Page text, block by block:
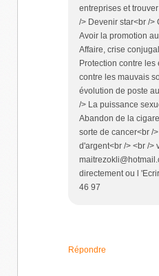
entreprises et
/> Devenir star<br />
Avoir la promotion
Affaire, crise
Protection contre les
contre les mauvais
évolution de poste
/> La puissance
Abandon de la
sorte de cancer<br /
d'argent<br /> <br />
directement ou l
46 97
Répondre